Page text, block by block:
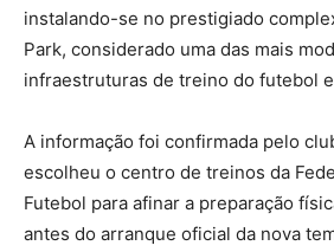
instalando-se no prestigiado
Park, considerado uma das mais
infraestruturas de treino do futebol
A informação foi confirmada pelo
escolheu o centro de treinos da
Futebol para afinar a preparação
antes do arranque oficial da nova